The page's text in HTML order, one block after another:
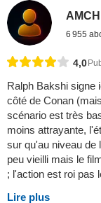
AMCHI
6 955
4,0
Ralph Bakshi signe
côté de Conan
scénario est très
moins attrayante,
sur qu'au niveau de
peu vieilli mais le
; l'action est roi pas
Lire plus